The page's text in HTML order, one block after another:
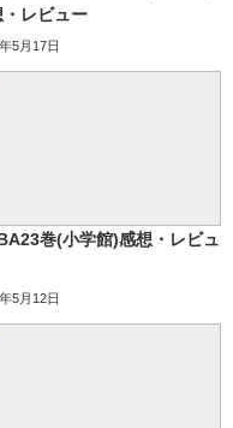
・レビュー
5月17日
巻(小学館)感想・レビュ
5月12日